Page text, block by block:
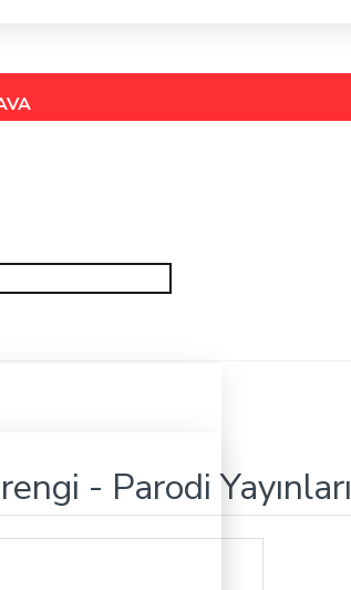
- Parodi Yayınları